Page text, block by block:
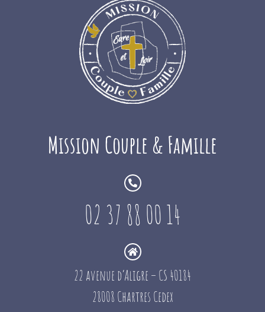
Mission Couple & Famille
02 37 88 00 14
22 avenue d’Aligre – CS 40184
28008 Chartres Cedex